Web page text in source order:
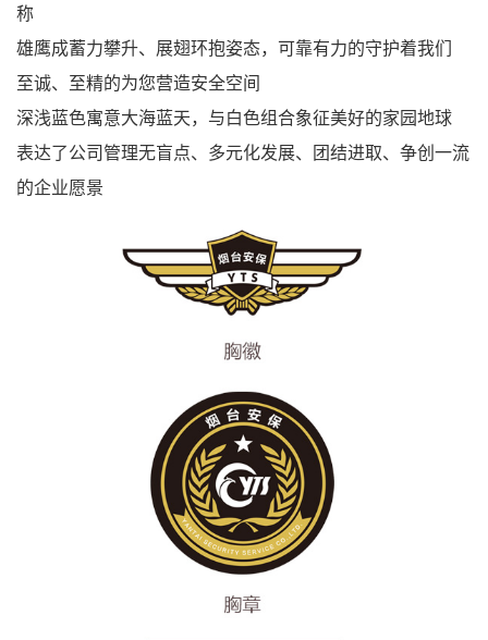
称
雄鹰成蓄力攀升、展翅环抱姿态，可靠有力的守护着我们
至诚、至精的为您营造安全空间
深浅蓝色寓意大海蓝天，与白色组合象征美好的家园地球
表达了公司管理无盲点、多元化发展、团结进取、争创一流
的企业愿景